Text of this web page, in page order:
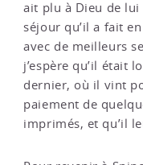
ait plu à Dieu de
séjour qu’il a fait
avec de meilleurs
j’espère qu’il était
dernier, où il vint
paiement de
imprimés, et qu’il